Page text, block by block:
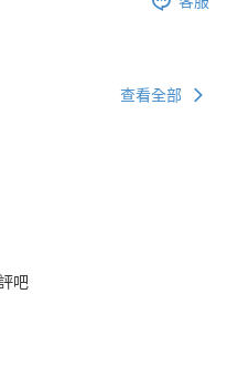
查看全部
吧